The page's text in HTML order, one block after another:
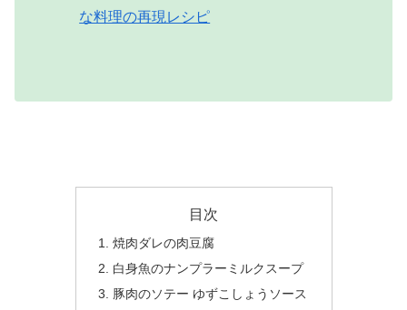
な料理の再現レシピ
目次
焼肉ダレの肉豆腐
白身魚のナンプラーミルクスープ
豚肉のソテー ゆずこしょうソース